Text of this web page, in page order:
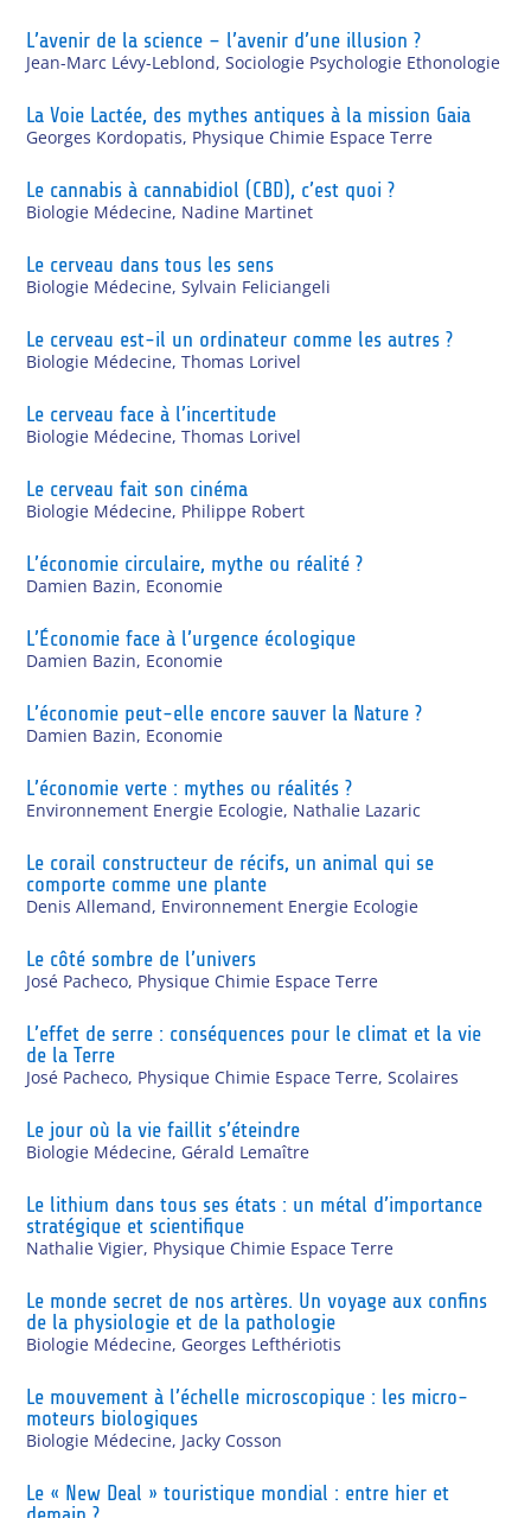
L’avenir de la science – l’avenir d’une illusion ?
Jean-Marc Lévy-Leblond,Sociologie Psychologie Ethonologie
La Voie Lactée, des mythes antiques à la mission Gaia
Georges Kordopatis, Physique Chimie Espace Terre
Le cannabis à cannabidiol (CBD), c’est quoi ?
Biologie Médecine, Nadine Martinet
Le cerveau dans tous les sens
Biologie Médecine,Sylvain Feliciangeli
Le cerveau est-il un ordinateur comme les autres ?
Biologie Médecine,Thomas Lorivel
Le cerveau face à l’incertitude
Biologie Médecine,Thomas Lorivel
Le cerveau fait son cinéma
Biologie Médecine, Philippe Robert
L’économie circulaire, mythe ou réalité ?
Damien Bazin, Economie
L’Économie face à l’urgence écologique
Damien Bazin, Economie
L’économie peut-elle encore sauver la Nature ?
Damien Bazin, Economie
L’économie verte : mythes ou réalités ?
Environnement Energie Ecologie, Nathalie Lazaric
Le corail constructeur de récifs, un animal qui se
comporte comme une plante
Denis Allemand, Environnement Energie Ecologie
Le côté sombre de l’univers
José Pacheco, Physique Chimie Espace Terre
L’effet de serre : conséquences pour le climat et la vie
de la Terre
José Pacheco, Physique Chimie Espace Terre,Scolaires
Le jour où la vie faillit s’éteindre
Biologie Médecine, Gérald Lemaître
Le lithium dans tous ses états : un métal d’importance
stratégique et scientifique
Nathalie Vigier, Physique Chimie Espace Terre
Le monde secret de nos artères. Un voyage aux confins
de la physiologie et de la pathologie
Biologie Médecine, Georges Lefthériotis
Le mouvement à l’échelle microscopique : les micro-
moteurs biologiques
Biologie Médecine, Jacky Cosson
Le « New Deal » touristique mondial : entre hier et